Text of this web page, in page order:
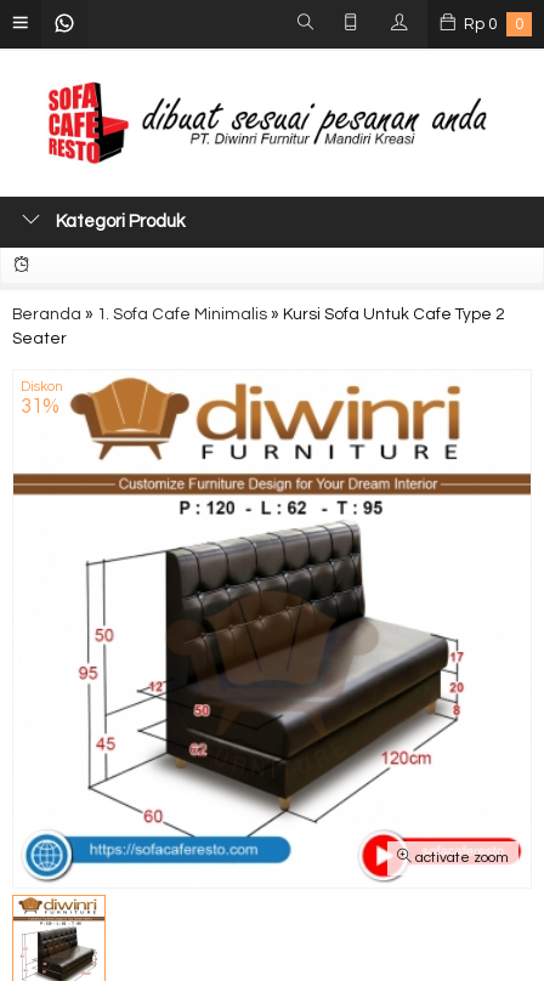
Rp 0 0
Kategori Produk
Beranda » 1. Sofa Cafe Minimalis » Kursi Sofa Untuk Cafe Type 2
Seater
activate zoom
Diskon
31%